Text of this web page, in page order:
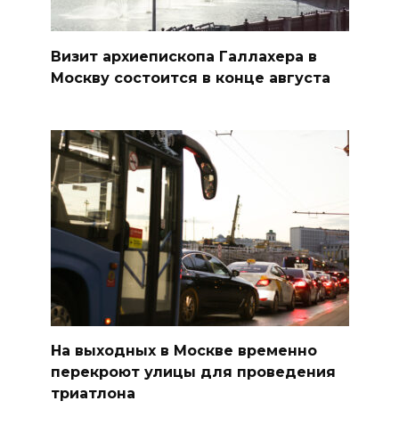
Визит архиепископа Галлахера в
Москву состоится в конце августа
На выходных в Москве временно
перекроют улицы для проведения
триатлона